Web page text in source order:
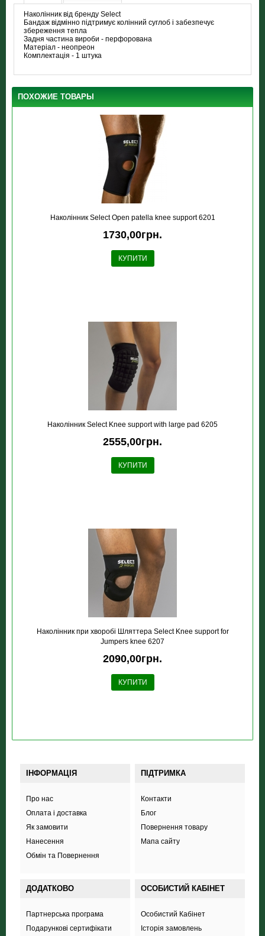
Наколінник від бренду Select
Бандаж відмінно підтримує колінний суглоб і забезпечує
збереження тепла
Задня частина вироби - перфорована
Матеріал - неопреон
Комплектація - 1 штука
ПОХОЖИЕ ТОВАРЫ
Наколінник Select Open patella knee support 6201
1730,00грн.
КУПИТИ
Наколінник Select Knee support with large pad 6205
2555,00грн.
КУПИТИ
Наколінник при хворобі Шляттера Select Knee support for
Jumpers knee 6207
2090,00грн.
КУПИТИ
ІНФОРМАЦІЯ
Про нас
Оплата і доставка
Як замовити
Нанесення
Обмін та Повернення
ПІДТРИМКА
Контакти
Блог
Повернення товару
Мапа сайту
ДОДАТКОВО
Партнерська програма
Подарункові сертифікати
ОСОБИСТИЙ КАБІНЕТ
Особистий Кабінет
Історія замовлень